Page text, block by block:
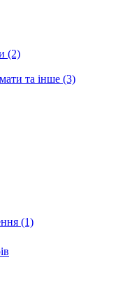
(2)
та інше (3)
(1)